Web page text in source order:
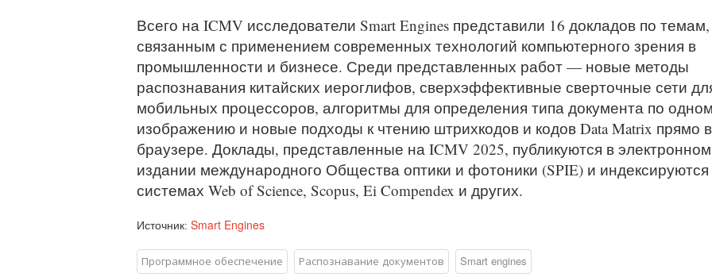
Всего на ICMV исследователи Smart Engines представили 16 докладов по темам,
связанным с применением современных технологий компьютерного зрения в
промышленности и бизнесе. Среди представленных работ — новые методы
распознавания китайских иероглифов, сверхэффективные сверточные сети
мобильных процессоров, алгоритмы для определения типа документа по
изображению и новые подходы к чтению штрихкодов и кодов Data Matrix прямо в
браузере. Доклады, представленные на ICMV 2025, публикуются в электронном
издании международного Общества оптики и фотоники (SPIE) и индексируются
системах Web of Science, Scopus, Ei Compendex и других.
Источник: Smart Engines
Программное обеспечение Распознавание документов Smart engines